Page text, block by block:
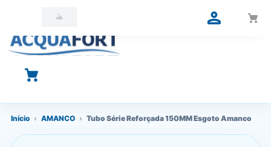
O que você está procurando?
Início › AMANCO › Tubo Série Reforçada 150MM Esgoto Amanco